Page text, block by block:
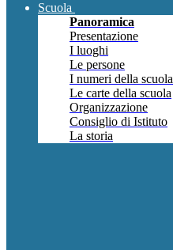
Scuola
Panoramica
Presentazione
I luoghi
Le persone
I numeri della scuola
Le carte della scuola
Organizzazione
Consiglio di Istituto
La storia